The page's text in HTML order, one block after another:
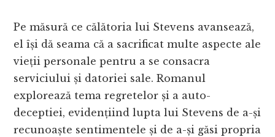
Pe măsură ce călătoria lui Stevens avansează,
el își dă seama că a sacrificat multe aspecte ale
vieții personale pentru a se consacra
serviciului și datoriei sale. Romanul
explorează tema regretelor și a auto-
deceptiei, evidențiind lupta lui Stevens de a-și
recunoaște sentimentele și de a-și găsi propria